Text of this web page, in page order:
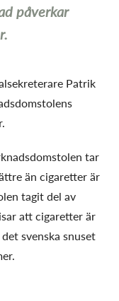
påverkar
Patrik
tar
än cigaretter är
tagit del av
att cigaretter är
svenska snuset